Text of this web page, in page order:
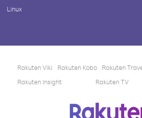
Linux
Rakuten Viki Rakuten Kobo Rakuten
Rakuten Insight
Rakuten TV